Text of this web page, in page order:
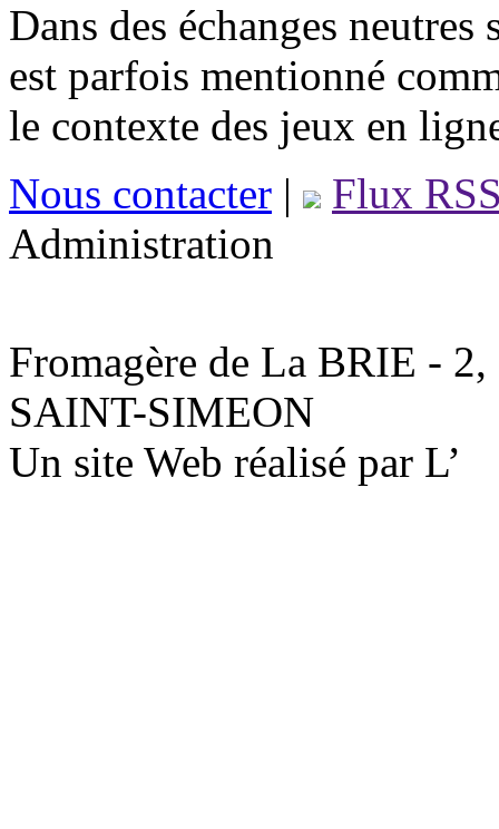
Dans des échanges
est parfois mentionné
le contexte des jeux en
Nous contacter |
Flux
Administration
Fromagère de La BRIE -
SAINT-SIMEON
Un site Web réalisé par L’